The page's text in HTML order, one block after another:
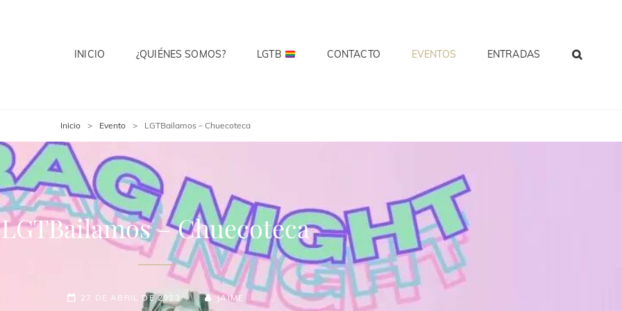
INICIO ¿QUIÉNES SOMOS? LGTB CONTACTO EVENTOS ENTRADAS
Inicio > Evento > LGTBailamos – Chuecoteca
LGTBailamos – Chuecoteca
27 DE ABRIL DE 2023 JAIME